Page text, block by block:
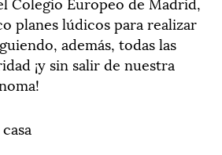
planes lúdicos para realizar
además, todas las
¡y sin salir de nuestra